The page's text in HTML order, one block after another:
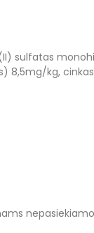
sulfatas
8,5mg/kg,